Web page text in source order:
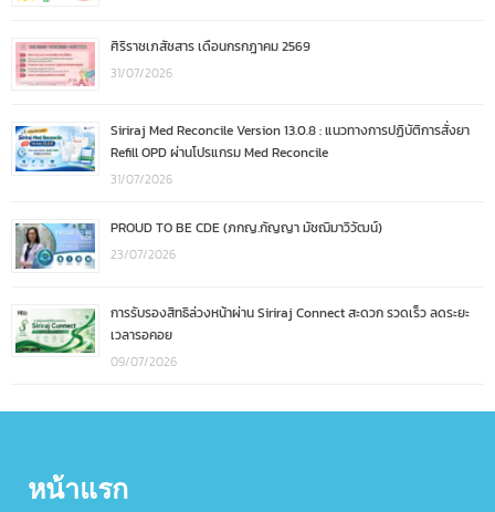
ศิริราชเภสัชสาร เดือนกรกฎาคม 2569
31/07/2026
Siriraj Med Reconcile Version 13.0.8 : แนวทางการปฏิบัติการสั่งยา
Refill OPD ผ่านโปรแกรม Med Reconcile
31/07/2026
PROUD TO BE CDE (ภกญ.กัญญา มัชฌิมาวิวัฒน์)
23/07/2026
การรับรองสิทธิล่วงหน้าผ่าน Siriraj Connect สะดวก รวดเร็ว ลดระยะ
เวลารอคอย
09/07/2026
หน้าแรก